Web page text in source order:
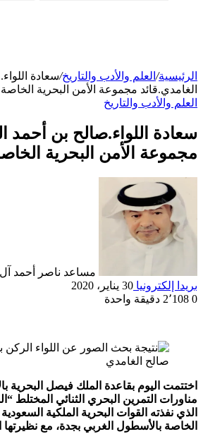
الرئيسية/ العلم والأدب والتاريخ/سعادة
الغامدي.قائد مجموعة الأمن البحرية الخاصة
العلم والأدب والتاريخ
سعادة اللواء.صالح بن أحمد
مجموعة الأمن البحرية
مساعد ناصر أحمد آل
بريدا إلكترونيا 30 يناير، 2020
0
دقيقة واحدة
اختتمت اليوم بقاعدة الملك فيصل البحرية
الذي نفذته القوات البحرية الملكية
الخاصة بالأسطول الغربي بجدة، مع نظيرتها